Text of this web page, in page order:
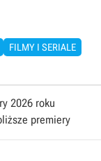
FILMY I SERIALE
2026 roku
premiery